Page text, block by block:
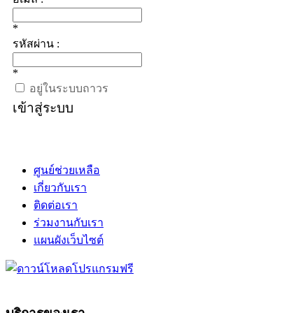
*
รหัสผ่าน :
*
อยู่ในระบบถาวร
เข้าสู่ระบบ
ศูนย์ช่วยเหลือ
เกี่ยวกับเรา
ติดต่อเรา
ร่วมงานกับเรา
แผนผังเว็บไซต์